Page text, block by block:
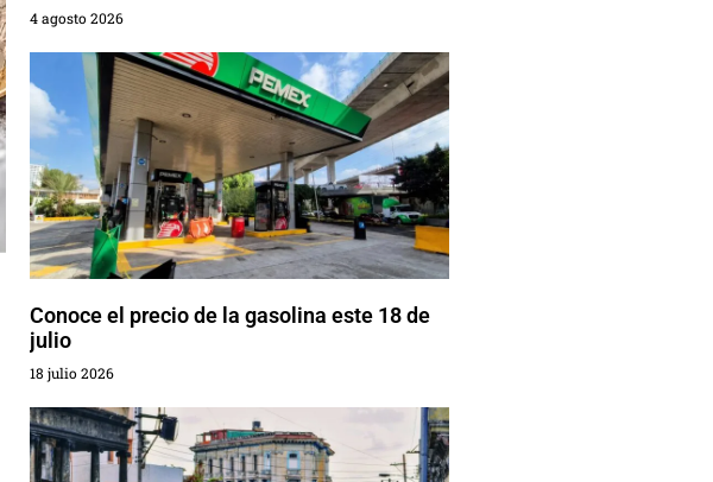
4 agosto 2026
Conoce el precio de la gasolina este 18 de
julio
18 julio 2026